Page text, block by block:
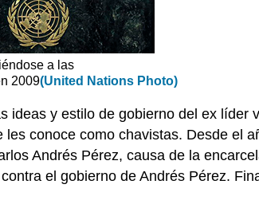
a las
2009(United Nations Photo)
y estilo de gobierno del ex líder
les conoce como chavistas. Desde el
Andrés Pérez, causa de la
el gobierno de Andrés Pérez.